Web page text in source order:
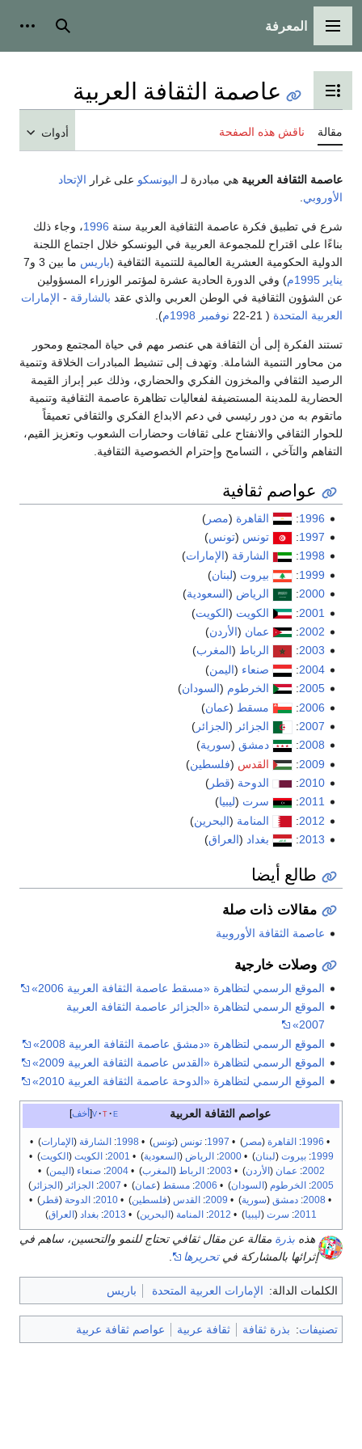
القائمة الرئيسية
المعرفة بحث
تبديل عرض جدول المحتويات
عاصمة الثقافة العربية
مقالة ناقش هذه الصفحة أدوات
عاصمة الثقافة العربية هي مبادرة لـ اليونسكو على غرار الإتحاد
الأوروبي
شرع في تطبيق فكرة عاصمة الثقافية العربية سنة 1996، وجاء ذلك
بناءًا على اقتراح للمجموعة العربية في اليونسكو خلال اجتماع اللجنة
الدولية الحكومية العشرية العالمية للتنمية الثقافية (باريس ما بين 3 و7
يناير 1995م
) وفي الدورة الحادية عشرة لمؤتمر الوزراء المسؤولين
عن الشؤون الثقافية في الوطن العربي والذي عقد بالشارقة - الإمارات
العربية المتحدة ( 21-22 نوفمبر 1998م ).
تستند الفكرة إلى أن الثقافة هي عنصر مهم في حياة المجتمع ومحور
من محاور التنمية الشاملة. وتهدف إلى تنشيط المبادرات الخلاقة وتنمية
الرصيد الثقافي والمخزون الفكري والحضاري، وذلك عبر إبراز القيمة
الحضارية للمدينة المستضيفة لفعاليات تظاهرة عاصمة الثقافية وتنمية
ماتقوم به من دور رئيسي في دعم الابداع الفكري والثقافي تعميقاً
للحوار الثقافي والانفتاح على ثقافات وحضارات الشعوب وتعزيز القيم،
التفاهم والتآخي ، التسامح وإحترام الخصوصية الثقافية.
عواصم ثقافية
1996
: القاهرة (مصر)
1997
: تونس (تونس)
1998
: الشارقة (الإمارات)
1999
: بيروت (لبنان)
2000
: الرياض (السعودية)
2001
: الكويت (الكويت)
2002
: عمان (الأردن)
2003
: الرباط (المغرب)
2004
: صنعاء (اليمن)
2005
: الخرطوم (السودان)
2006
: مسقط (عمان)
2007
: الجزائر (الجزائر)
2008
: دمشق (سورية)
2009
: القدس (فلسطين)
2010
: الدوحة (قطر)
2011
: سرت (ليبيا)
2012
: المنامة (البحرين)
2013
: بغداد (العراق)
طالع أيضا
مقالات ذات صلة
عاصمة الثقافة الأوروبية
وصلات خارجية
الموقع الرسمي لتظاهرة «مسقط عاصمة الثقافة العربية 2006»
الموقع الرسمي لتظاهرة «الجزائر عاصمة الثقافة العربية
2007»
الموقع الرسمي لتظاهرة «دمشق عاصمة الثقافة العربية 2008»
الموقع الرسمي لتظاهرة «القدس عاصمة الثقافة العربية 2009»
الموقع الرسمي لتظاهرة «الدوحة عاصمة الثقافة العربية 2010»
أخف v t e عواصم الثقافة العربية
•
1996
: القاهرة (مصر ) •
1997
: تونس (تونس) •
1998
: الشارقة (الإمارات) •
1999
:بيروت (لبنان) •
2000
:الرياض (السعودية) •
2001
:الكويت (الكويت) •
2002
: عمان (الأردن) •
2003
:الرباط (المغرب) •
2004
:صنعاء (اليمن) •
2005
: الخرطوم (السودان) •
2006
: مسقط (عمان) •
2007
: الجزائر (الجزائر )
•
2008
:دمشق (سورية) •
2009
:القدس (فلسطين) •
2010
:الدوحة (قطر) •
2011
: سرت (ليبيا) •
2012
: المنامة (البحرين) •
2013
: بغداد (العراق)
هذه بذرة مقالة عن مقال ثقافي تحتاج للنمو والتحسين، ساهم في
إثرائها بالمشاركة فيتحريرها
الكلمات الدالة: الإمارات العربية المتحدة باريس
تصنيفات: بذرة ثقافة ثقافة عربية عواصم ثقافة عربية